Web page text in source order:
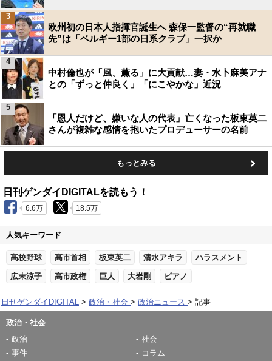
欧州初の日本人指揮官誕生へ 森保一監督の“再就職
先”は「ベルギー1部の日系クラブ」一択か
3
中村倫也が「風、薫る」に大貢献…妻・水卜麻美アナ
との「ずっと仲良く」「にこやかな」近況
4
「恩人だけど、嫌いな人の代表」亡くなった板東英二
さんが複雑な感情を抱いたプロデューサーの名前
5
もっとみる
日刊ゲンダイDIGITALを読もう！
6.6万 18.5万
人気キーワード
高校野球 高市首相 板東英二 清水アキラ ハラスメント
広末涼子 高市政権 巨人 大岩剛 ピアノ
日刊ゲンダイDIGITAL 政治・社会 政治ニュース 記事
政治・社会
政治
社会
事件
コラム